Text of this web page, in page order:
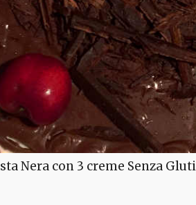
Nera con 3 creme Senza